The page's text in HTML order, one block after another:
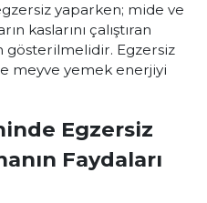
yaparken; mide ve
kaslarını çalıştıran
gösterilmelidir. Egzersiz
meyve yemek enerjiyi
Egzersiz
Faydaları